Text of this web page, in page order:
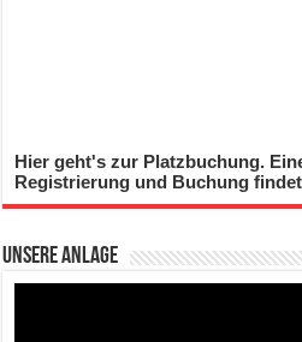
Hier geht's zur Platzbuchung.
Registrierung und Buchung
Unsere Anlage